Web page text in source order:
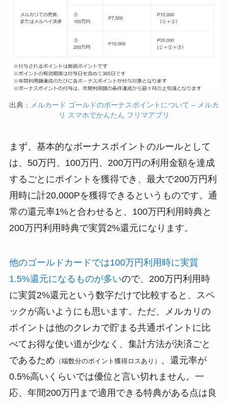
出典：
メルカード ゴールドのボーナスポイントについて – メルカ
リ スマホでかんたん フリマアプリ
まず、基本的なボーナスポイントのルールとして
は、50万円、100万円、200万円の利用金額を達成
するごとにポイントを獲得でき、最大で200万円利
用時に計20,000Pを獲得できるというものです。通
常の還元率1%と合わせると、100万円利用時典と
200万円利用時典で実質2%還元になります。
他のゴールドカードでは100万円利用時に実質
1.5%還元になるものが多いので、200万円利用時
に実質2%還元という数字だけで比較すると、スペ
ックが高いようにも思います。ただ、メルカリの
ポイントは他のクレカで貯まる共通ポイントに比
べてお得な使い道が少なく、集計方法が決済ごと
であるため （端数分のポイント獲得ロスあり）
、還元率が
0.5%高いくらいでは優位と言い切れません。一
応、年間200万円まで適用できる特典がある点は良